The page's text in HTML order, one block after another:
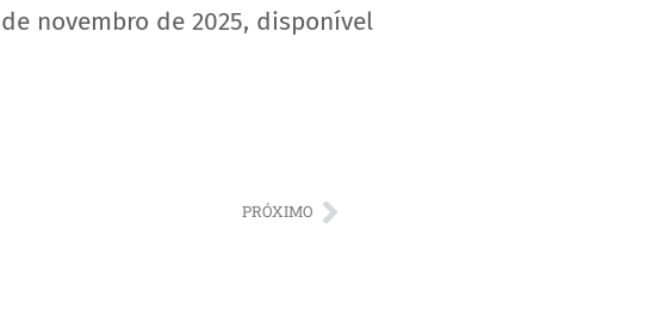
novembro de 2025, disponível
PRÓXIMO